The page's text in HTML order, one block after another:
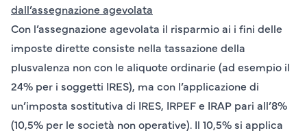
dall’assegnazione agevolata
Con l’assegnazione agevolata il risparmio ai i fini delle
imposte dirette consiste nella tassazione della
plusvalenza non con le aliquote ordinarie (ad esempio il
24% per i soggetti IRES), ma con l’applicazione di
un’imposta sostitutiva di IRES, IRPEF e IRAP pari all’8%
(10,5% per le società non operative). Il 10,5% si applica